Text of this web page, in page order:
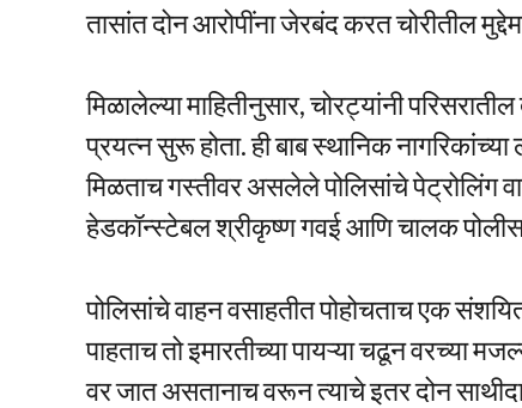
तासांत दोन आरोपींना जेरबंद करत चोरीतील
मिळालेल्या माहितीनुसार, चोरट्यांनी
प्रयत्न सुरू होता. ही बाब स्थानिक नागरिकांच्या
मिळताच गस्तीवर असलेले पोलिसांचे पेट्रोलिंग
हेडकॉन्स्टेबल श्रीकृष्ण गवई आणि चालक पोलीस
पोलिसांचे वाहन वसाहतीत पोहोचताच एक
पाहताच तो इमारतीच्या पायऱ्या चढून वरच्या
वर जात असतानाच वरून त्याचे इतर दोन